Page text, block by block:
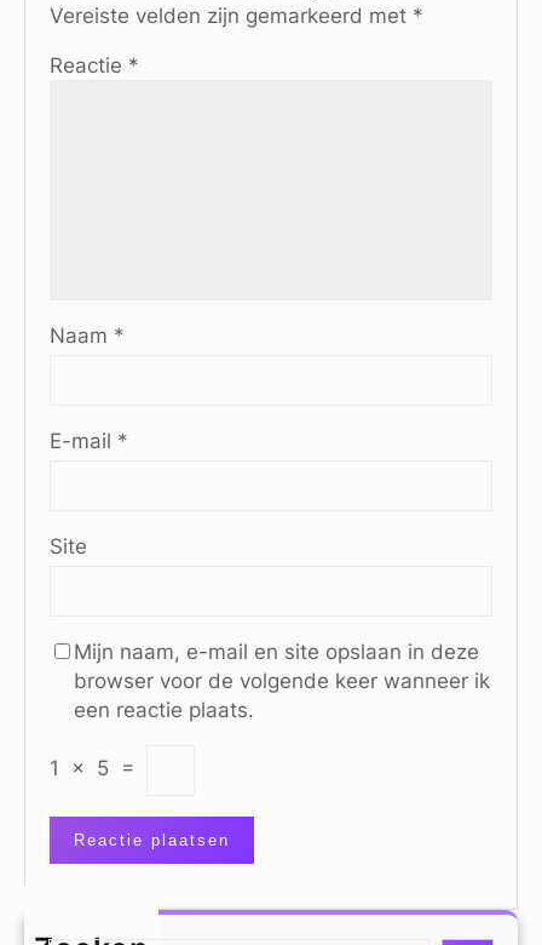
Vereiste velden zijn gemarkeerd met *
Reactie *
Naam *
E-mail *
Site
Mijn naam, e-mail en site opslaan in deze
browser voor de volgende keer wanneer ik
een reactie plaats.
1 × 5 =